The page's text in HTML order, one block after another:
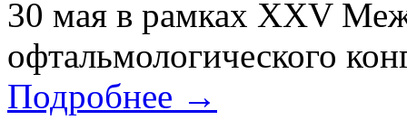
30 мая в рамках XXV
офтальмологического
Подробнее →